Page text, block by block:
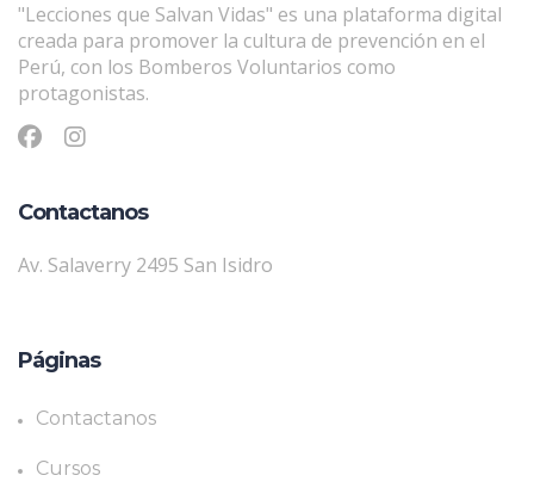
"Lecciones que Salvan Vidas" es una plataforma digital
creada para promover la cultura de prevención en el
Perú, con los Bomberos Voluntarios como
protagonistas.
Contactanos
Av. Salaverry 2495 San Isidro
Páginas
Contactanos
Cursos